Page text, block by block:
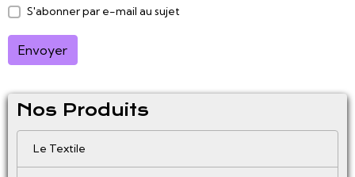
S'abonner par e-mail au sujet
Envoyer
Nos Produits
Le Textile